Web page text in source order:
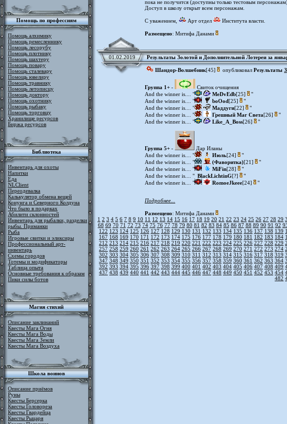
Помощь по профессиям
Помощь алхимику
Помощь ремесленнику
Помощь лесорубу
Помощь плотнику
Помощь шахтеру
Помощь повару
Помощь сталевару
Помощь ювелиру
Помощь травнику
Помощь летописцу
Помощь доктору
Помощь охотнику
Помощь рыбаку
Помощь торговцу
Хранилище ресурсов
Биржа ресурсов
Библиотека
Инвентарь для охоты
Напитки
Еда
NLClient
Переодевалка
Калькулятор обмена вещей
Конунга и Северного Колдуна
Что было в подарках
Абилити склонностей
Инвентарь для рыбалки, разделки
рыбы. Приманки
Рыба
Игровые свитки и эликсиры
Профессиональный арт-
инвентарь
Схемы городов
Тотемы и модификаторы
Таблица опыта
Основные требования к образам
Пики силы ботов
Магия стихий
Описание заклинаний
Квесты Мага Огня
Квесты Мага Воды
Квесты Мага Земли
Квесты Мага Воздуха
Школа воинов
Описание приёмов
Руны
Квесты Берсерка
Квесты Головореза
Квесты Гвардейца
Квесты Рыцаря
пока не получится (доступны только тестовым
Доступ в школу открыт всем персонажам.
С уважением, Арт отдел Института власти.
Размещено: Митифа Данами
01.02.2019 Результаты Золотой и Дополнительной Лотереи за
Шандор-Волшебник[45] опубликовал Результаты
Группа 1+ -
Свиток очищения
And the winner is.... "
MeDvEdb[25]
"
And the winner is.... "
boOod[25]
"
And the winner is.... "
Маддуги[22]
"
And the winner is.... "
Грешный Маг Света[26]
"
And the winner is.... "
Like_A_Boss[26] "
Группа 5+ -
Дар Иланы
And the winner is.... "
Июль[24]
"
And the winner is.... "
(Фаворитка)[21]
"
And the winner is.... "
MiFin[28]
"
And the winner is.... " BlackLichtinG[?]
"
And the winner is.... "
RomoeJkeee[24] "
Подробнее...
Размещено: Митифа Данами
1 2 3 4 5 6 7 8 9 10 11 12 13 14 15 16 17 18 19 20 21 22 23 24 25 26 27 28 29
68 69 70 71 72 73 74 75 76 77 78 79 80 81 82 83 84 85 86 87 88 89 90 91 92
122 123 124 125 126 127 128 129 130 131 132 133 134 135 136 137 138 139
167 168 169 170 171 172 173 174 175 176 177 178 179 180 181 182 183 184
212 213 214 215 216 217 218 219 220 221 222 223 224 225 226 227 228 229
257 258 259 260 261 262 263 264 265 266 267 268 269 270 271 272 273 274
302 303 304 305 306 307 308 309 310 311 312 313 314 315 316 317 318 319
347 348 349 350 351 352 353 354 355 356 357 358 359 360 361 362 363 364
392 393 394 395 396 397 398 399 400 401 402 403 404 405 406 407 408 409
437 438 439 440 441 442 443 444 445 446 447 448 449 450 451 452 453 454
482